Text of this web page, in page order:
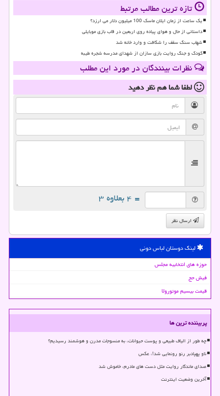
تازه ترین مطالب مرتبط
یک ساعت از زمان ایلان ماسک 100 میلیون دلار می ارزد؟
داستانی از حال و هوای پیاده روی اربعین در قاب بازی موبایلی
شهاب سنگ سقف را شکافت و وارد خانه شد
کودک و جنگ روایت بازی سازان از شهدای مدرسه شجره طیبه
نظرات بینندگان در مورد این مطلب
لطفا شما همنظر دهید
= ۴ بعلاوه ۳
ارسال نظر
لینک دوستان لباس دونی
حوزه های انتخابیه مجلس
فیش حج
قیمت بیسیم موتورولا
پربیننده ترین ها
چه طور از الیاف طبیعی و پوست حیوانات، به منسوجات مدرن و هوشمند رسیدیم؟
ناو پهپادبر رنو رونمایی شد!، عکس
صدای ماندگار روایت مثل دست های مادرم، خاموش شد
آخرین وضعیت اینترنت